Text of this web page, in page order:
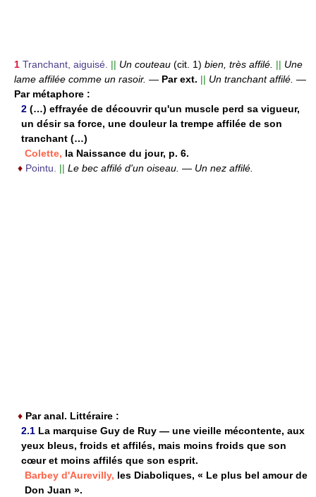
1 Tranchant, aiguisé. || Un couteau (cit. 1) bien, très affilé. || Une
lame affilée comme un rasoir. — Par ext. || Un tranchant affilé. —
Par métaphore :
2 (…) effrayée de découvrir qu'un muscle perd sa vigueur,
un désir sa force, une douleur la trempe affilée de son
tranchant (…)
Colette, la Naissance du jour, p. 6.
♦ Pointu. || Le bec affilé d'un oiseau. — Un nez affilé.
♦ Par anal. Littéraire :
2.1 La marquise Guy de Ruy — une vieille mécontente, aux
yeux bleus, froids et affilés, mais moins froids que son
cœur et moins affilés que son esprit.
Barbey d'Aurevilly, les Diaboliques, « Le plus bel amour de
Don Juan ».